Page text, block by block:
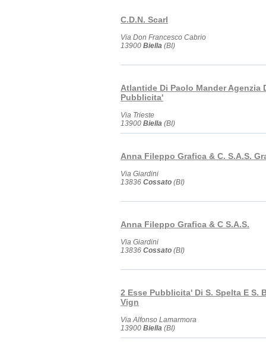
C.D.N. Scarl
Via Don Francesco Cabrio
13900 Biella (BI)
Atlantide Di Paolo Mander Agenzia
Pubblicita'
Via Trieste
13900 Biella (BI)
Anna Fileppo Grafica & C. S.A.S.
Via Giardini
13836 Cossato (BI)
Anna Fileppo Grafica & C S.A.S.
Via Giardini
13836 Cossato (BI)
2 Esse Pubblicita' Di S. Spelta E S.
Vign
Via Alfonso Lamarmora
13900 Biella (BI)